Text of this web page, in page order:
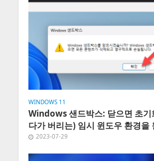
WINDOWS 11
Windows 샌드박스: 닫으면 초기
다가 버리는) 임시 윈도우 환경을
2023-07-29